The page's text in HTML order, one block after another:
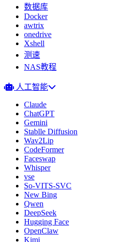
数据库
Docker
awtrix
onedrive
Xshell
测速
NAS教程
人工智能
Claude
ChatGPT
Gemini
Stablle Diffusion
Wav2Lip
CodeFormer
Faceswap
Whisper
vse
So-VITS-SVC
New Bing
Qwen
DeepSeek
Hugging Face
OpenClaw
Kimi